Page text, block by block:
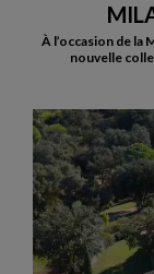
À l’occasion de la
nouvelle